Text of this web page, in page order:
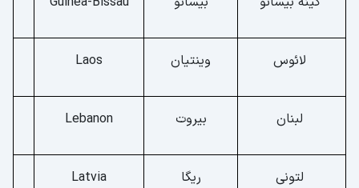
لائوس وینتیان Laos
لبنان بیروت Lebanon
لتونی ریگا Latvia